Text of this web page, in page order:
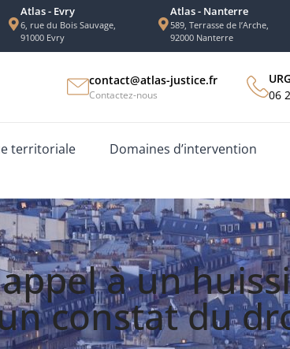
Atlas - Evry
6, rue du Bois Sauvage,
91000 Evry
Atlas - Nanterre
589, Terrasse de l’Arche,
92000 Nanterre
contact@atlas-justice.fr
Contactez-nous
06
territoriale Domaines d’intervention
à un
constat du